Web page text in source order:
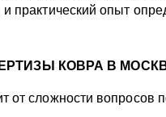
практический опыт
КОВРА В
от сложности вопросов